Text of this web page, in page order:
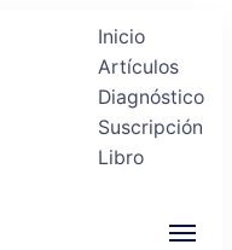
Operativo
Inicio
Artículos
Diagnóstico
Suscripción
Libro